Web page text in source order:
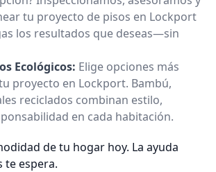
tu proyecto de pisos en Lockport
los resultados que deseas—sin
Ecológicos: Elige opciones más
proyecto en Lockport. Bambú,
reciclados combinan estilo,
en cada habitación.
de tu hogar hoy. La ayuda
te espera.